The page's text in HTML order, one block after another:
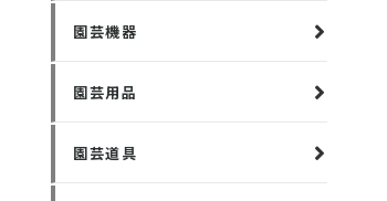
園芸機器
園芸用品
園芸道具